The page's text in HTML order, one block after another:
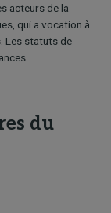
acteurs de la
qui a vocation à
Les statuts de
du